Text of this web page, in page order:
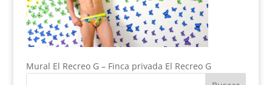
Mural El Recreo G – Finca privada El Recreo G